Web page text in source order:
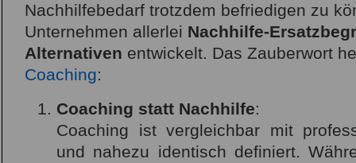
Nachhilfebedarf trotzdem befriedigen zu
Unternehmen allerlei Nachhilfe-
Alternativen entwickelt. Das Zauberwort
Coaching:
Coaching statt Nachhilfe:
Coaching ist vergleichbar mit
und nahezu identisch definiert.